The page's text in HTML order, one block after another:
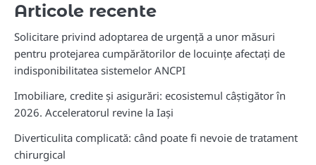
Articole recente
Solicitare privind adoptarea de urgență a unor măsuri
pentru protejarea cumpărătorilor de locuințe afectați de
indisponibilitatea sistemelor ANCPI
Imobiliare, credite și asigurări: ecosistemul câștigător în
2026. Acceleratorul revine la Iași
Diverticulita complicată: când poate fi nevoie de tratament
chirurgical